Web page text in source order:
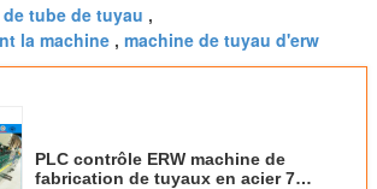
tube de tuyau ,
la machine , machine de tuyau d'erw
PLC contrôle ERW machine de
fabrication de tuyaux en acier 76-